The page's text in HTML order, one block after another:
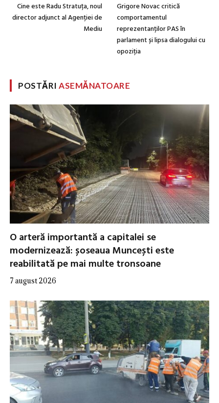
Cine este Radu Stratuța, noul
director adjunct al Agenției de
Mediu
Grigore Novac critică
comportamentul
reprezentanților PAS în
parlament și lipsa dialogului cu
opoziția
POSTĂRIASEMĂNATOARE
O arteră importantă a capitalei se
modernizează: șoseaua Muncești este
reabilitată pe mai multe tronsoane
7 august 2026